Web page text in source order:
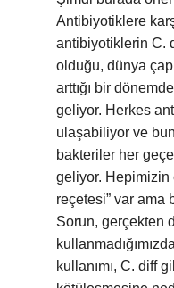
Antibiyotiklere
antibiyotiklerin C.
olduğu, dünya
arttığı bir
geliyor. Herkes
ulaşabiliyor ve
bakteriler her
geliyor. Hepimizin
reçetesi” var ama
Sorun, gerçekten
kullanımı, C. diff